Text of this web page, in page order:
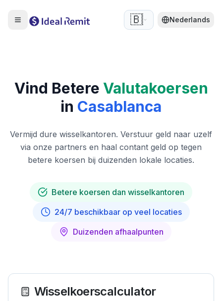
🇧🇪 Nederlands
Vind Betere Valutakoersen
in Casablanca
Vermijd dure wisselkantoren. Verstuur geld naar uzelf
via onze partners en haal contant geld op tegen
betere koersen bij duizenden lokale locaties.
Betere koersen dan wisselkantoren
24/7 beschikbaar op veel locaties
Duizenden afhaalpunten
Wisselkoerscalculator